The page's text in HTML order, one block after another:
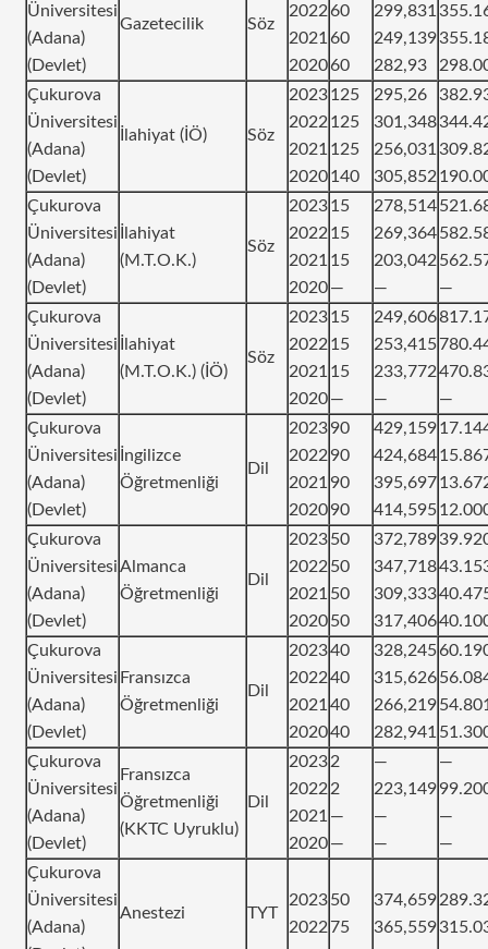
Üniversitesi
(Adana)
(Devlet)
Gazetecilik Söz
2022
2021
2020
60
60
60
299,831
249,139
282,93
Çukurova
Üniversitesi
(Adana)
(Devlet)
İlahiyat (İÖ) Söz
2023
2022
2021
2020
125
125
125
140
295,26
301,348
256,031
305,852
Çukurova
Üniversitesi
(Adana)
(Devlet)
İlahiyat
(M.T.O.K.)
Söz
2023
2022
2021
2020
15
15
15
—
278,514
269,364
203,042
—
—
Çukurova
Üniversitesi
(Adana)
(Devlet)
İlahiyat
(M.T.O.K.) (İÖ)
Söz
2023
2022
2021
2020
15
15
15
—
249,606
253,415
233,772
—
—
Çukurova
Üniversitesi
(Adana)
(Devlet)
İngilizce
Öğretmenliği
Dil
2023
2022
2021
2020
90
90
90
90
429,159
424,684
395,697
414,595
Çukurova
Üniversitesi
(Adana)
(Devlet)
Almanca
Öğretmenliği
Dil
2023
2022
2021
2020
50
50
50
50
372,789
347,718
309,333
317,406
Çukurova
Üniversitesi
(Adana)
(Devlet)
Fransızca
Öğretmenliği
Dil
2023
2022
2021
2020
40
40
40
40
328,245
315,626
266,219
282,941
Çukurova
Üniversitesi
(Adana)
(Devlet)
Fransızca
Öğretmenliği
(KKTC Uyruklu)
Dil
2023
2022
2021
2020
2
2
—
—
—
223,149
—
—
—
—
—
Çukurova
Üniversitesi
(Adana)
Anestezi TYT
2023
2022
50
75
374,659
365,559